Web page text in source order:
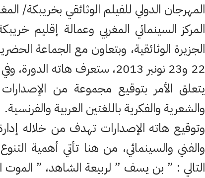
المهرجان الدولي للفيلم الوثائقي
المركز السينمائي المغربي وعمالة إقليم
22 و23 نونبر 2013، ستعرف هاته
يتعلق الأمر بتوقيع مجموعة من الإصدارات
والشعرية والفكرية باللغتين العربية والفرنسية.
وتوقيع هاته الإصدارات تهدف من خلاله
والفني والسينمائي، من هنا تأتي أهمية
التالي : ” بن يسف ” لربيعة الشاهد، ”